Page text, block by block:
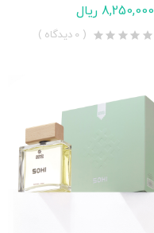
8,250,000 ریال
( 0 دیدگاه )